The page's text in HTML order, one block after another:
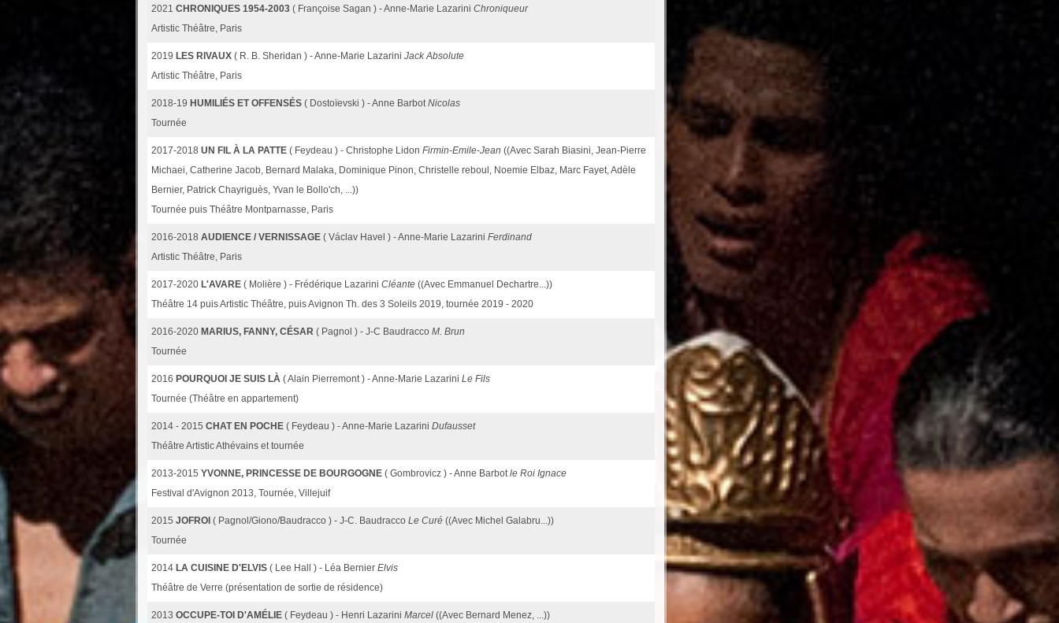
2021 CHRONIQUES 1954-2003 ( Françoise Sagan ) - Anne-Marie Lazarini Chroniqueur
Artistic Théâtre, Paris
2019 LES RIVAUX ( R. B. Sheridan ) - Anne-Marie Lazarini Jack Absolute
Artistic Théâtre, Paris
2018-19 HUMILIÉS ET OFFENSÉS ( Dostoïevski ) - Anne BarbotNicolas
Tournée
2017-2018 UN FIL À LA PATTE ( Feydeau ) - Christophe Lidon Firmin-Emile-Jean ((Avec Sarah Biasini, Jean-Pierre
Michaei, Catherine Jacob, Bernard Malaka, Dominique Pinon, Christelle reboul, Noemie Elbaz, Marc Fayet, Adèle
Bernier, Patrick Chayriguès, Yvan le Bollo'ch, ...))
Tournée puis Théâtre Montparnasse, Paris
2016-2018 AUDIENCE / VERNISSAGE ( Václav Havel ) - Anne-Marie Lazarini Ferdinand
Artistic Théâtre, Paris
2017-2020 L'AVARE ( Molière ) - Frédérique Lazarini Cléante ((Avec Emmanuel Dechartre...))
Théâtre 14 puis Artistic Théâtre, puis Avignon Th. des 3 Soleils 2019, tournée 2019 - 2020
2016-2020 MARIUS, FANNY, CÉSAR ( Pagnol ) - J-C Baudracco M. Brun
Tournée
2016 POURQUOI JE SUIS LÀ ( Alain Pierremont ) - Anne-Marie Lazarini Le Fils
Tournée (Théâtre en appartement)
2014 - 2015 CHAT EN POCHE ( Feydeau ) - Anne-Marie Lazarini Dufausset
Théâtre Artistic Athévains et tournée
2013-2015 YVONNE, PRINCESSE DE BOURGOGNE ( Gombrovicz ) - Anne Barbotle Roi Ignace
Festival d'Avignon 2013, Tournée, Villejuif
2015 JOFROI ( Pagnol/Giono/Baudracco ) - J-C. Baudracco Le Curé ((Avec Michel Galabru...))
Tournée
2014 LA CUISINE D'ELVIS ( Lee Hall ) - Léa Bernier Elvis
Théâtre de Verre (présentation de sortie de résidence)
2013 OCCUPE-TOI D'AMÉLIE ( Feydeau ) - Henri Lazarini Marcel ((Avec Bernard Menez, ...))